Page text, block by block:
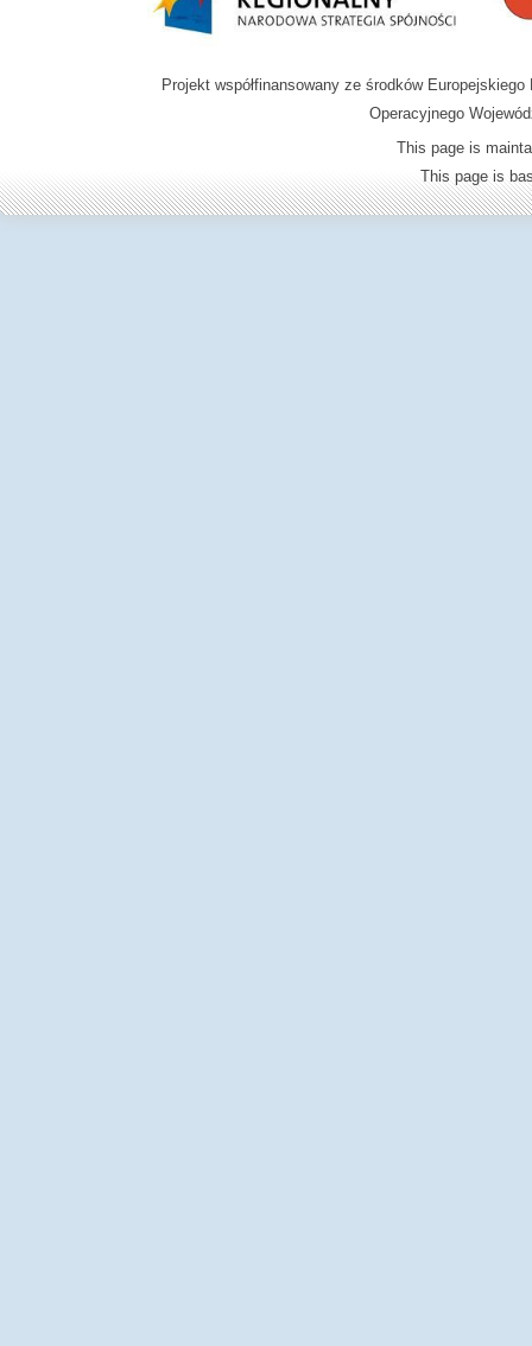
Projekt współfinansowany ze środków
Operacyjnego
This page is
This page is